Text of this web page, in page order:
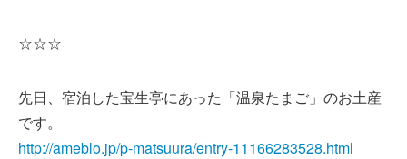
☆☆☆
先日、宿泊した宝生亭にあった「温泉たまご」のお土産
です。
http://ameblo.jp/p-matsuura/entry-11166283528.html